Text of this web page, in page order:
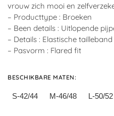
vrouw zich mooi en
– Producttype : Broeken
– Been details : Uitlopende
– Details : Elastische tailleband
– Pasvorm : Flared fit
BESCHIKBARE MATEN:
S-42/44 M-46/48 L-50/52